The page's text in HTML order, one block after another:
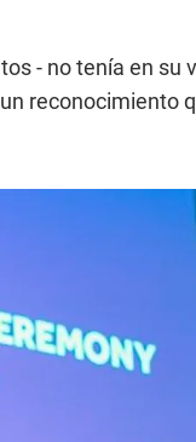
- no tenía en su
reconocimiento